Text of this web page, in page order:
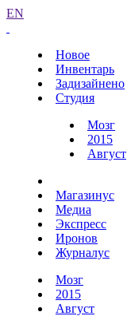
EN
Новое
Инвентарь
Задизайнено
Студия
Мозг
2015
Август
Магазинус
Медиа
Экспресс
Иронов
Журналус
Мозг
2015
Август